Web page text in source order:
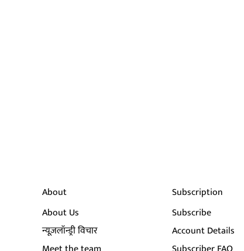
About
About Us
न्यूज़लॉन्ड्री विचार
Subscription
Subscribe
Account Details